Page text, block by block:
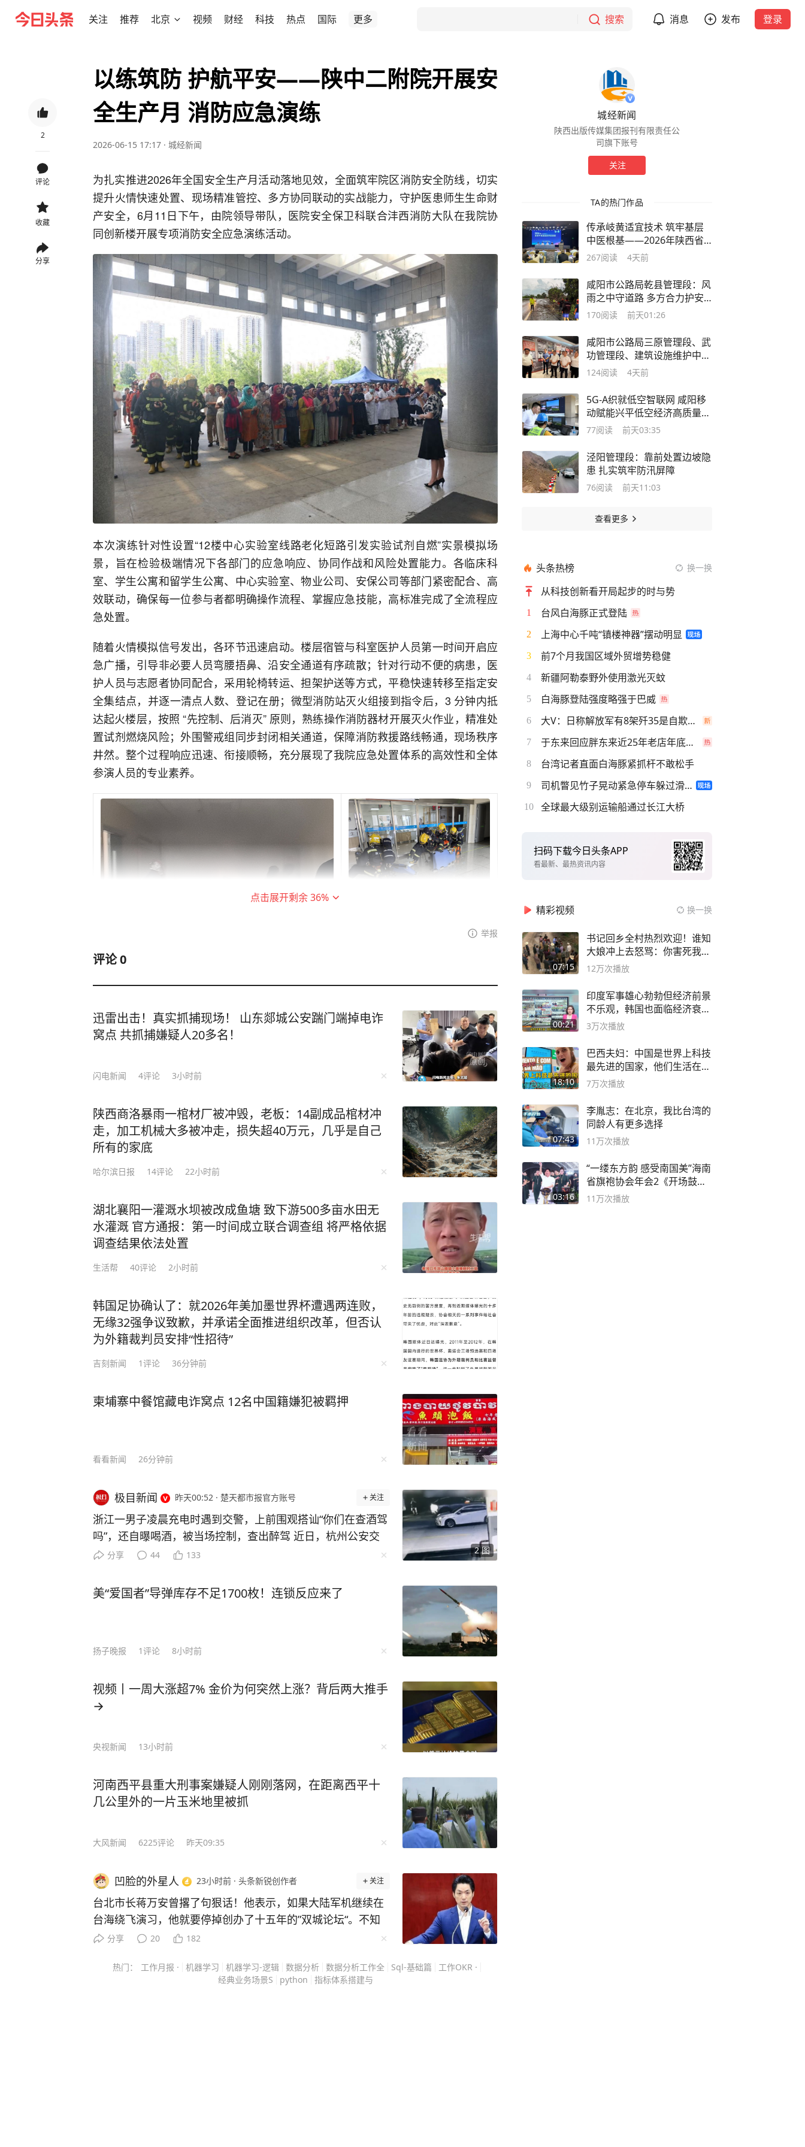
关注 推荐 北京 视频 财经 科技 热点 国际 更多 搜索 消息 发布 登录
2
评论
收藏
分享
以练筑防 护航平安——陕中二附院开展安
全生产月 消防应急演练
2026-06-15 17:17 · 城经新闻
为扎实推进2026年全国安全生产月活动落地见效，全面筑牢院区消防安全防线，切实
提升火情快速处置、现场精准管控、多方协同联动的实战能力，守护医患师生生命财
产安全，6月11日下午，由院领导带队，医院安全保卫科联合沣西消防大队在我院协
同创新楼开展专项消防安全应急演练活动。
本次演练针对性设置“12楼中心实验室线路老化短路引发实验试剂自燃”实景模拟场
景，旨在检验极端情况下各部门的应急响应、协同作战和风险处置能力。各临床科
室、学生公寓和留学生公寓、中心实验室、物业公司、安保公司等部门紧密配合、高
效联动，确保每一位参与者都明确操作流程、掌握应急技能，高标准完成了全流程应
急处置。
随着火情模拟信号发出，各环节迅速启动。楼层宿管与科室医护人员第一时间开启应
急广播，引导非必要人员弯腰捂鼻、沿安全通道有序疏散；针对行动不便的病患，医
护人员与志愿者协同配合，采用轮椅转运、担架护送等方式，平稳快速转移至指定安
全集结点，并逐一清点人数、登记在册；微型消防站灭火组接到指令后，3 分钟内抵
达起火楼层，按照 “先控制、后消灭” 原则，熟练操作消防器材开展灭火作业，精准处
置试剂燃烧风险；外围警戒组同步封闭相关通道，保障消防救援路线畅通，现场秩序
井然。整个过程响应迅速、衔接顺畅，充分展现了我院应急处置体系的高效性和全体
参演人员的专业素养。
长表示，一要全面复盘演练过程，梳理总结细节中的不足，进一步优化应急预案，让
流程更精准、更高效；二要持续强化全员消防安全培训，常态化开展实操演练，确保
人人熟练掌握消防器材使用、初期火灾扑救、安全疏散逃生等技能；三要深入开展风
险隐患排查整治，重点聚焦实验室危化品管理、电气线路维护、消防通道畅通等关键
环节，建立隐患台账、明确整改时限，闭环推进问题解决，切实把安全生产责任落到
医院将以此次安全生产月为契机，牢固树立 “安全第一、预防为主、综合治理” 的理
念，为医院高质量发展筑牢安全屏障。
来源：陕西中医药大学第二附属医院
点击展开剩余36%
举报
评论0
迅雷出击！真实抓捕现场！ 山东郯城公安踹门端掉电诈
窝点 共抓捕嫌疑人20多名！
闪电新闻 4评论 3小时前
陕西商洛暴雨一棺材厂被冲毁，老板：14副成品棺材冲
走，加工机械大多被冲走，损失超40万元，几乎是自己
所有的家底
哈尔滨日报 14评论 22小时前
湖北襄阳一灌溉水坝被改成鱼塘 致下游500多亩水田无
水灌溉 官方通报：第一时间成立联合调查组 将严格依据
调查结果依法处置
生活帮 40评论 2小时前
韩国足协确认了：就2026年美加墨世界杯遭遇两连败，
无缘32强争议致歉，并承诺全面推进组织改革，但否认
为外籍裁判员安排“性招待”
吉刻新闻 1评论 36分钟前
柬埔寨中餐馆藏电诈窝点 12名中国籍嫌犯被羁押
看看新闻 26分钟前
2 图
极目新闻 昨天00:52 · 楚天都市报官方账号 关注
浙江一男子凌晨充电时遇到交警，上前围观搭讪“你们在查酒驾
吗”，还自曝喝酒，被当场控制，查出醉驾 近日，杭州公安交
管部门查获一起饮酒后驾车“送上门”的违法案例。一起来看看
交警在加油站处理事故时，正在一旁等候充电位的舒某见有交
警在场，因好奇心驱使，下车走上前围观“吃瓜”，并主动向交
问询，舒某毫无防备地说：“我喝了瓶啤酒，我怕你查酒驾，我
语顿、想撤离之时，交警将其拦下：“你喝了一瓶啤酒，还自告
奋勇地送上来！你觉得我现在会让你走吗？”现场警力立即对舒
果为118.2毫克/100毫升，属于醉酒驾驶。 经询问，舒某前晚8
心存侥幸，自认为酒气已消，便驾驶机动车前往家对面的加油
站充电。 最终，舒某因醉酒驾驶机动车的违法行为，被交管部
0元。 酒驾醉驾既是对自身安全的忽视，也是对他人生命的漠
警 （来源：钱江晚报 杭州交警） 更多精彩资讯请在应用市场
下载“极目新闻”客户端，未经授权请勿转载，欢迎提供新闻线
索，一经采纳即付报酬。24小时报料热线027-86777777。
分享 44 133
美“爱国者”导弹库存不足1700枚！连锁反应来了
扬子晚报 1评论 8小时前
视频丨一周大涨超7% 金价为何突然上涨？背后两大推手
→
央视新闻 13小时前
河南西平县重大刑事案嫌疑人刚刚落网，在距离西平十
几公里外的一片玉米地里被抓
大风新闻 6225评论 昨天09:35
凹脸的外星人 23小时前 · 头条新锐创作者 关注
台北市长蒋万安曾撂了句狠话！他表示，如果大陆军机继续在
台海绕飞演习，他就要停掉创办了十五年的”双城论坛“。不知
道的还以为蒋万安成了两岸的主心骨呢，解放军演说禁就禁，
如果大陆继续在台海进行军演，他就要停办双城论坛） 蒋万安
那句话，单看标题确实挺唬人。 “军机再绕台就停办双城论
分享 20 182
热门： 工作月报 · 机器学习 机器学习-逻辑 数据分析 数据分析工作全 Sql-基础篇
工作OKR ·
经典业务场景S
python 指标体系搭建与
城经新闻
陕西出版传媒集团报刊有限责任公
司旗下账号
关注
TA的热门作品
传承岐黄适宜技术 筑牢基层
中医根基——2026年陕西省
中医适宜技术培训班圆满结业
267阅读 4天前
咸阳市公路局乾县管理段：风
雨之中守道路 多方合力护安
宁
170阅读 前天01:26
咸阳市公路局三原管理段、武
功管理段、建筑设施维护中
心、泾阳超限运输检测站联合
公路先锋力量”主题党日活动
124阅读 4天前
5G-A织就低空智联网 咸阳移
动赋能兴平低空经济高质量发
展
77阅读 前天03:35
泾阳管理段：靠前处置边坡隐
患 扎实筑牢防汛屏障
76阅读 前天11:03
查看更多
头条热榜 换一换
从科技创新看开局起步的时与势
1 台风白海豚正式登陆
2 上海中心千吨“镇楼神器”摆动明显
3 前7个月我国区域外贸增势稳健
4 新疆阿勒泰野外使用激光灭蚊
5 白海豚登陆强度略强于巴威
6 大V：日称解放军有8架歼35是自欺欺人
7 于东来回应胖东来近25年老店年底关闭
8 台湾记者直面白海豚紧抓杆不敢松手
9 司机瞥见竹子晃动紧急停车躲过滑坡
10 全球最大级别运输船通过长江大桥
扫码下载今日头条APP
看最新、最热资讯内容
精彩视频 换一换
07:15
书记回乡全村热烈欢迎！谁知
大娘冲上去怒骂：你害死我儿
子
12万次播放
00:21
印度军事雄心勃勃但经济前景
不乐观，韩国也面临经济衰退
风险
3万次播放
18:10
巴西夫妇：中国是世界上科技
最先进的国家，他们生活在
2999年
7万次播放
07:43
李胤志：在北京，我比台湾的
同龄人有更多选择
11万次播放
03:16
“一缕东方韵 感受南国美”海南
省旗袍协会年会2《开场鼓》
二团
11万次播放